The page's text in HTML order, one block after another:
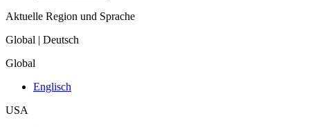
Aktuelle Region und Sprache
Global | Deutsch
Global
Englisch
USA